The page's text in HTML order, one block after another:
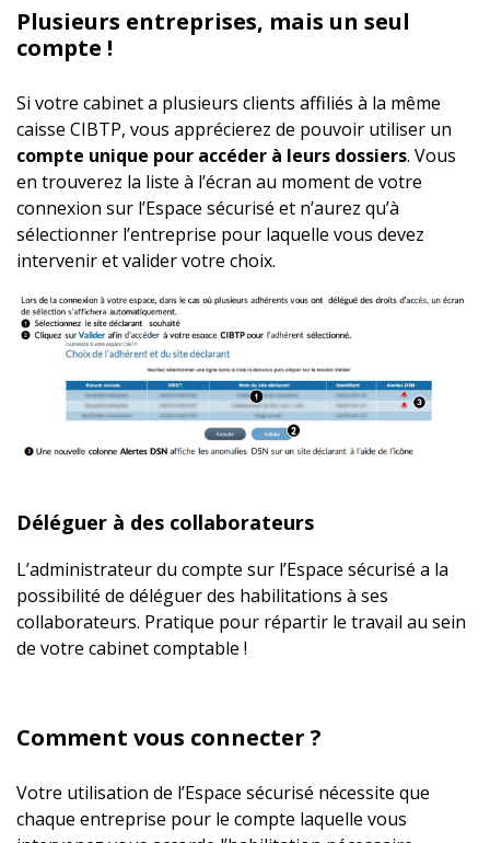
Plusieurs entreprises, mais un seul
compte !
Si votre cabinet a plusieurs clients affiliés à la même
caisse CIBTP, vous apprécierez de pouvoir utiliser un
compte unique pour accéder à leurs dossiers. Vous
en trouverez la liste à l’écran au moment de votre
connexion sur l’Espace sécurisé et n’aurez qu’à
sélectionner l’entreprise pour laquelle vous devez
intervenir et valider votre choix.
Déléguer à des collaborateurs
L’administrateur du compte sur l’Espace sécurisé a la
possibilité de déléguer des habilitations à ses
collaborateurs. Pratique pour répartir le travail au sein
de votre cabinet comptable !
Comment vous connecter ?
Votre utilisation de l’Espace sécurisé nécessite que
chaque entreprise pour le compte laquelle vous